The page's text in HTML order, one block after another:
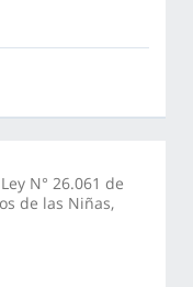
N° 26.061 de
de las Niñas,